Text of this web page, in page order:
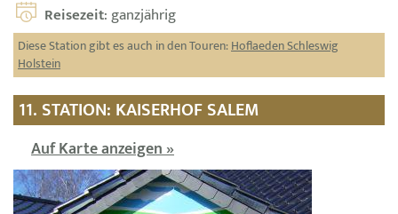
Reisezeit: ganzjährig
Diese Station gibt es auch in den Touren:Hoflaeden Schleswig
Holstein
11. STATION: KAISERHOF SALEM
Auf Karte anzeigen »